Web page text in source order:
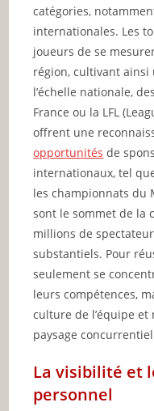
catégories,
internationales. Les
joueurs de se
région, cultivant
l’échelle nationale,
France ou la LFL
offrent une
opportunités de
internationaux, tel
les championnats du
sont le sommet de la
millions de
substantiels. Pour
seulement se
leurs compétences,
culture de l’équipe
paysage
La visibilité et
personnel